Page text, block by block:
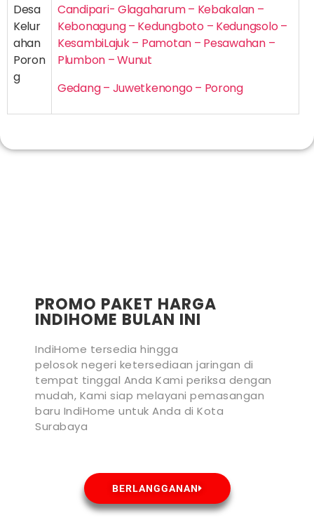
Desa
Kelur
ahan
Poron
g
Candipari- Glagaharum – Kebakalan –
Kebonagung – Kedungboto – Kedungsolo –
KesambiLajuk – Pamotan – Pesawahan –
Plumbon – Wunut
Gedang – Juwetkenongo – Porong
PROMO PAKET HARGA
INDIHOME BULAN INI
IndiHome tersedia hingga
pelosok negeri ketersediaan jaringan di
tempat tinggal Anda Kami periksa dengan
mudah, Kami siap melayani pemasangan
baru IndiHome untuk Anda di Kota
Surabaya
BERLANGGANAN